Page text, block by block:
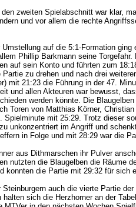
zweiten Spielabschnitt war klar,
und vor allem die rechte
Umstellung auf die 5:1-Formation
Phillip Barkmann seine
auf sein Konto und führten zum
Partie zu drehen und nach drei
mit 21:23 die Führung in der 47.
und allen Akteuren war bewusst,
werden könnte. Die
Toren von Matthias Körner,
Spielminute mit 25:29. Trotz dieser
unkonzentriert im Angriff und
in Folge und mit 28:29 war die
aus Dithmarschen ihr Pulver
nutzten die Blaugelben die Räume
konnten die Partie mit 29:32 für sich
Steinburgern auch die vierte Partie
sich die Herzhorner an der